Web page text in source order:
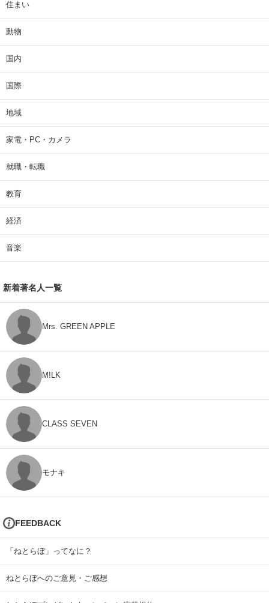
住まい
動物
国内
国際
地域
家電・PC・カメラ
就職・転職
教育
経済
音楽
新着著名人一覧
Mrs. GREEN APPLE
M!LK
CLASS SEVEN
モナキ
FEEDBACK
「ねとらぼ」ってなに？
ねとらぼへのご意見・ご感想